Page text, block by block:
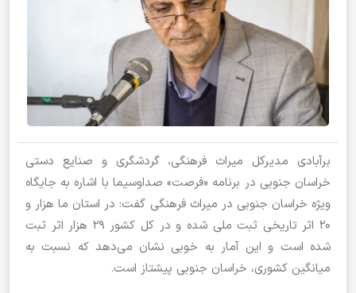
برآبادی مدیرکل میراث فرهنگی، گردشگری و صنایع دستی
خراسان جنوبی در برنامه «فرصت» صداوسیما با اشاره به جایگاه
ویژه خراسان جنوبی در میراث فرهنگی گفت: در استان ما هزار و
۲۰ اثر تاریخی ثبت ملی شده و در کل کشور ۲۹ هزار اثر ثبت
شده است و این آمار به خوبی نشان می‌دهد که نسبت به
میانگین کشوری، خراسان جنوبی پیشتاز است.